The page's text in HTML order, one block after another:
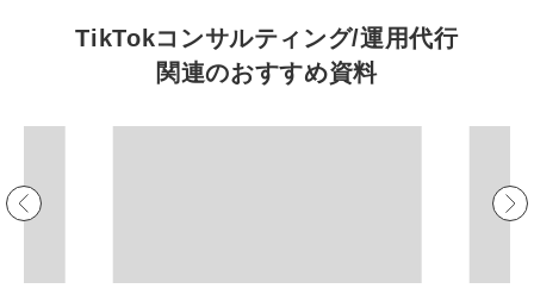
正社員
常勤監査役
TikTokコンサルティング/運用代行
関連のおすすめ資料